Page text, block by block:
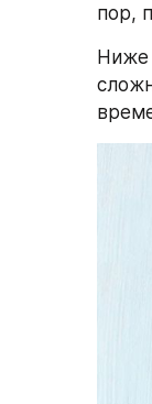
пор,
Ниже